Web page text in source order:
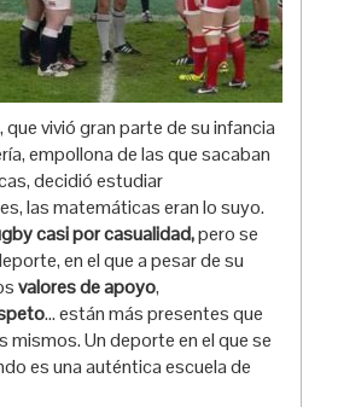
vivió gran parte de su infancia
empollona de las que sacaban
decidió estudiar
las matemáticas eran lo suyo.
casi por casualidad,pero se
en el que a pesar de su
valores de apoyo,
… están más presentes que
mismos. Un deporte en el que se
es una auténtica escuela de